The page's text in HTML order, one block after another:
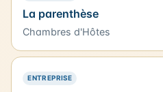
La parenthèse
Chambres d'Hôtes
ENTREPRISE— PRÉSENCE SIMPLE